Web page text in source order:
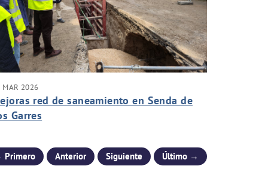
MAR 2026
red de saneamiento en Senda de
Garres
Anterior Siguiente Último →